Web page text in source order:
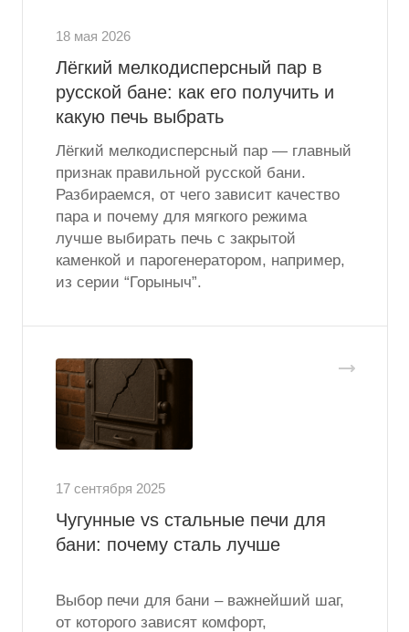
18 мая 2026
Лёгкий мелкодисперсный пар в
русской бане: как его получить и
какую печь выбрать
Лёгкий мелкодисперсный пар — главный
признак правильной русской бани.
Разбираемся, от чего зависит качество
пара и почему для мягкого режима
лучше выбирать печь с закрытой
каменкой и парогенератором, например,
из серии “Горыныч”.
17 сентября 2025
Чугунные vs стальные печи для
бани: почему сталь лучше
Выбор печи для бани – важнейший шаг,
от которого зависят комфорт,